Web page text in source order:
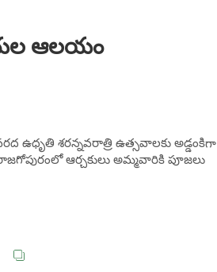
ఆలయం
ఉధృతి శరన్నవరాత్రి ఉత్సవాలకు అడ్డంకిగా
ఆర్చకులు అమ్మవారికి పూజలు